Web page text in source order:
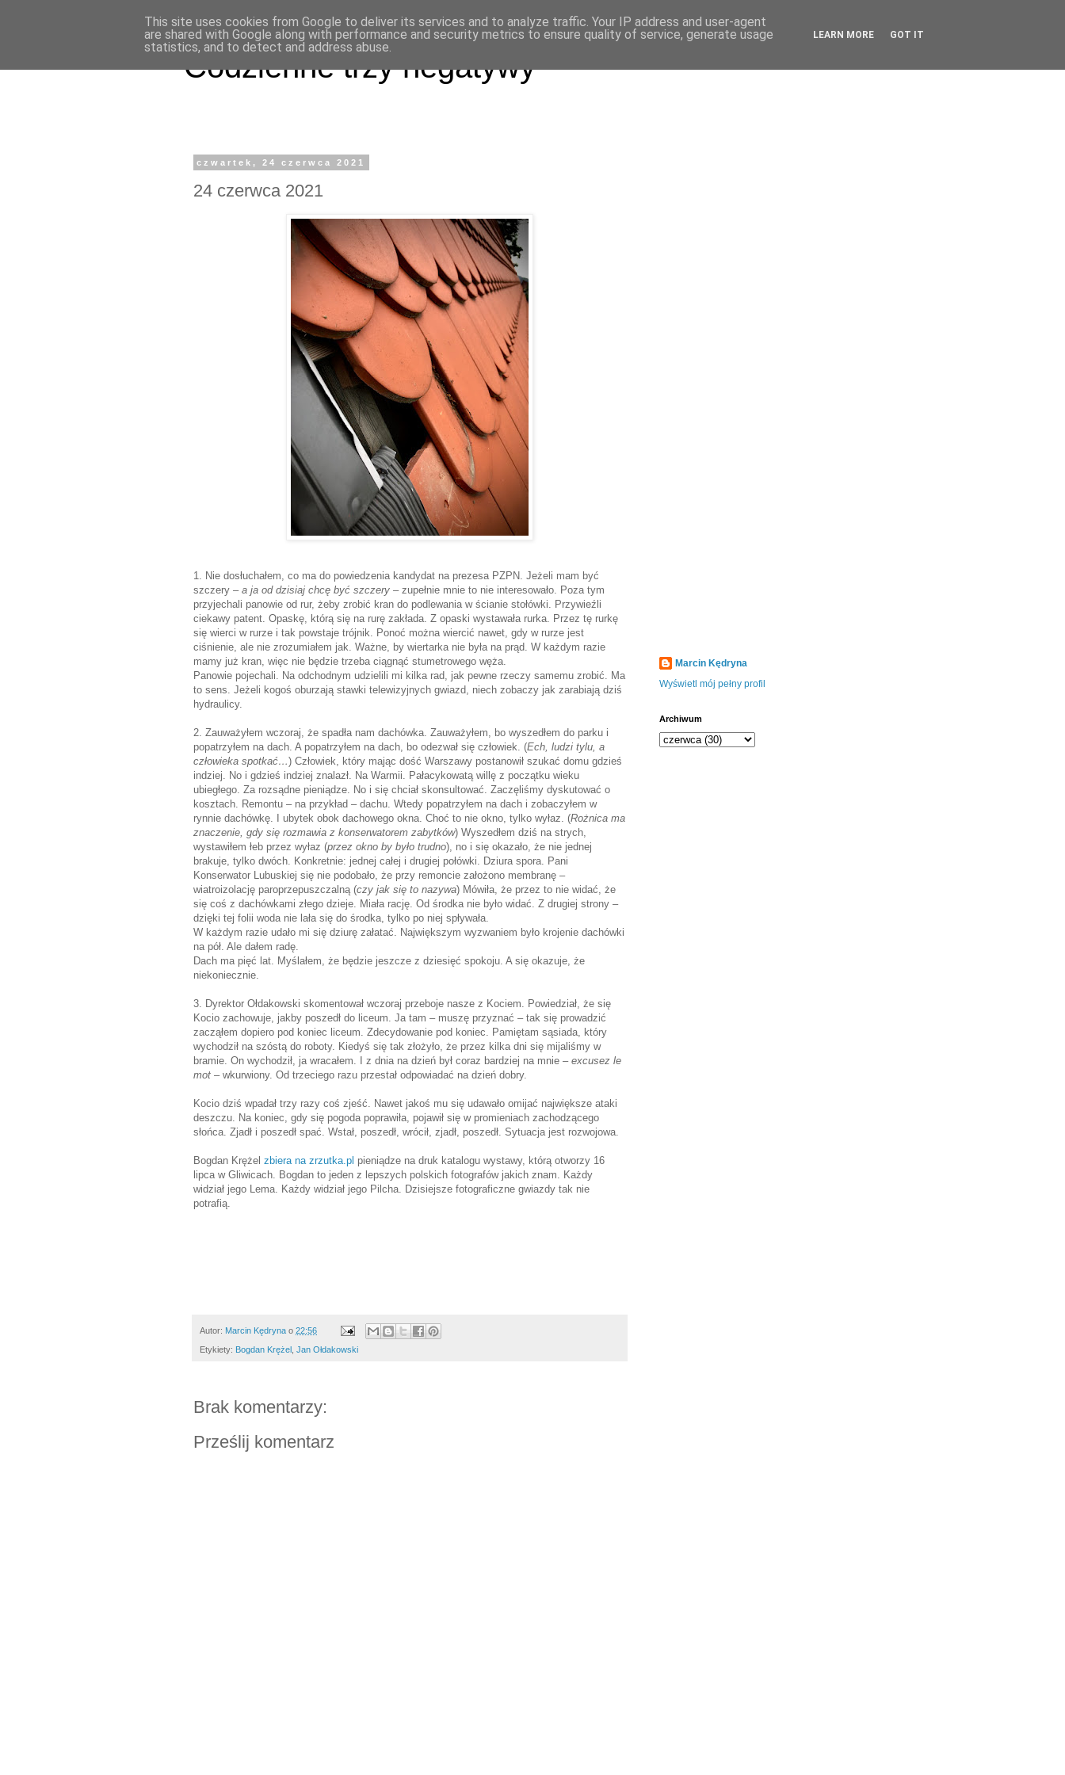
Codzienne trzy negatywy
czwartek, 24 czerwca 2021
24 czerwca 2021
1. Nie dosłuchałem, co ma do powiedzenia kandydat na prezesa PZPN. Jeżeli mam być
szczery – a ja od dzisiaj chcę być szczery – zupełnie mnie to nie interesowało. Poza tym
przyjechali panowie od rur, żeby zrobić kran do podlewania w ścianie stołówki. Przywieźli
ciekawy patent. Opaskę, którą się na rurę zakłada. Z opaski wystawała rurka. Przez tę rurkę
się wierci w rurze i tak powstaje trójnik. Ponoć można wiercić nawet, gdy w rurze jest
ciśnienie, ale nie zrozumiałem jak. Ważne, by wiertarka nie była na prąd. W każdym razie
mamy już kran, więc nie będzie trzeba ciągnąć stumetrowego węża.
Panowie pojechali. Na odchodnym udzielili mi kilka rad, jak pewne rzeczy samemu zrobić. Ma
to sens. Jeżeli kogoś oburzają stawki telewizyjnych gwiazd, niech zobaczy jak zarabiają dziś
hydraulicy.
2. Zauważyłem wczoraj, że spadła nam dachówka. Zauważyłem, bo wyszedłem do parku i
popatrzyłem na dach. A popatrzyłem na dach, bo odezwał się człowiek. (Ech, ludzi tylu, a
człowieka spotkać…) Człowiek, który mając dość Warszawy postanowił szukać domu gdzieś
indziej. No i gdzieś indziej znalazł. Na Warmii. Pałacykowatą willę z początku wieku
ubiegłego. Za rozsądne pieniądze. No i się chciał skonsultować. Zaczęliśmy dyskutować o
kosztach. Remontu – na przykład – dachu. Wtedy popatrzyłem na dach i zobaczyłem w
rynnie dachówkę. I ubytek obok dachowego okna. Choć to nie okno, tylko wyłaz. (Rożnica ma
znaczenie, gdy się rozmawia z konserwatorem zabytków) Wyszedłem dziś na strych,
wystawiłem łeb przez wyłaz (przez okno by było trudno), no i się okazało, że nie jednej
brakuje, tylko dwóch. Konkretnie: jednej całej i drugiej połówki. Dziura spora. Pani
Konserwator Lubuskiej się nie podobało, że przy remoncie założono membranę –
wiatroizolację paroprzepuszczalną (czy jak się to nazywa) Mówiła, że przez to nie widać, że
się coś z dachówkami złego dzieje. Miała rację. Od środka nie było widać. Z drugiej strony –
dzięki tej folii woda nie lała się do środka, tylko po niej spływała.
W każdym razie udało mi się dziurę załatać. Największym wyzwaniem było krojenie dachówki
na pół. Ale dałem radę.
Dach ma pięć lat. Myślałem, że będzie jeszcze z dziesięć spokoju. A się okazuje, że
niekoniecznie.
3. Dyrektor Ołdakowski skomentował wczoraj przeboje nasze z Kociem. Powiedział, że się
Kocio zachowuje, jakby poszedł do liceum. Ja tam – muszę przyznać – tak się prowadzić
zacząłem dopiero pod koniec liceum. Zdecydowanie pod koniec. Pamiętam sąsiada, który
wychodził na szóstą do roboty. Kiedyś się tak złożyło, że przez kilka dni się mijaliśmy w
bramie. On wychodził, ja wracałem. I z dnia na dzień był coraz bardziej na mnie – excusez le
mot – wkurwiony. Od trzeciego razu przestał odpowiadać na dzień dobry.
Kocio dziś wpadał trzy razy coś zjeść. Nawet jakoś mu się udawało omijać największe ataki
deszczu. Na koniec, gdy się pogoda poprawiła, pojawił się w promieniach zachodzącego
słońca. Zjadł i poszedł spać. Wstał, poszedł, wrócił, zjadł, poszedł. Sytuacja jest rozwojowa.
Bogdan Krężel zbiera na zrzutka.pl pieniądze na druk katalogu wystawy, którą otworzy 16
lipca w Gliwicach. Bogdan to jeden z lepszych polskich fotografów jakich znam. Każdy
widział jego Lema. Każdy widział jego Pilcha. Dzisiejsze fotograficzne gwiazdy tak nie
potrafią.
Autor: Marcin Kędryna o 22:56
Etykiety: Bogdan Krężel Jan Ołdakowski
Brak komentarzy:
Prześlij komentarz
Marcin Kędryna
Wyświetl mój pełny profil
Archiwum
This site uses cookies from Google to deliver its services and to analyze traffic. Your IP address and user-agent
are shared with Google along with performance and security metrics to ensure quality of service, generate usage
statistics, and to detect and address abuse.
LEARN MORE GOT IT